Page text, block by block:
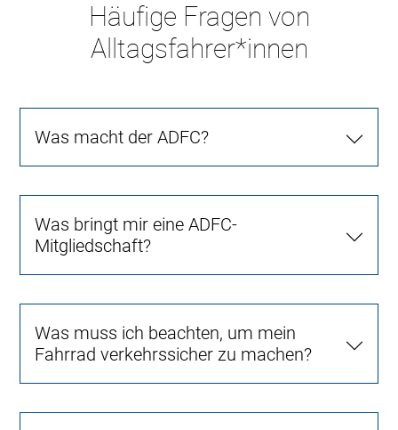
Häufige Fragen von
Alltagsfahrer*innen
Was macht der ADFC?
Was bringt mir eine ADFC-
Mitgliedschaft?
Was muss ich beachten, um mein
Fahrrad verkehrssicher zu machen?